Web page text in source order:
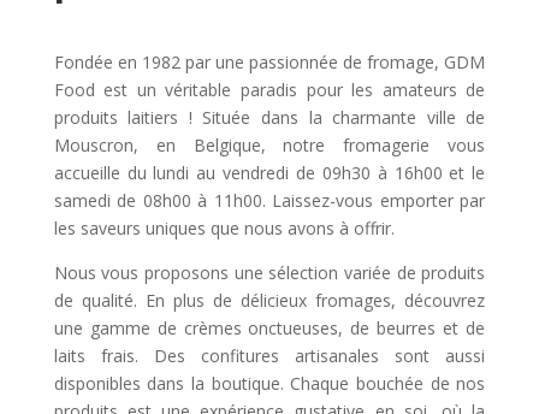
Fondée en 1982 par une passionnée de fromage, GDM
Food est un véritable paradis pour les amateurs de
produits laitiers ! Située dans la charmante ville de
Mouscron, en Belgique, notre fromagerie vous
accueille du lundi au vendredi de 09h30 à 16h00 et le
samedi de 08h00 à 11h00. Laissez-vous emporter par
les saveurs uniques que nous avons à offrir.
Nous vous proposons une sélection variée de produits
de qualité. En plus de délicieux fromages, découvrez
une gamme de crèmes onctueuses, de beurres et de
laits frais. Des confitures artisanales sont aussi
disponibles dans la boutique. Chaque bouchée de nos